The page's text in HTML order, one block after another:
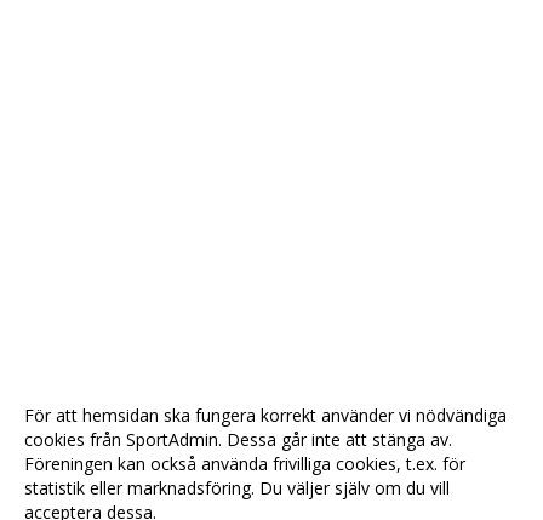
För att hemsidan ska fungera korrekt använder vi nödvändiga
cookies från SportAdmin. Dessa går inte att stänga av.
Föreningen kan också använda frivilliga cookies, t.ex. för
statistik eller marknadsföring. Du väljer själv om du vill
acceptera dessa.